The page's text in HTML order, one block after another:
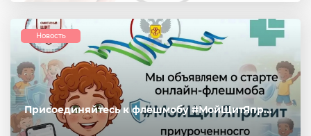
Присоединяйтесь к флешмобу #МойЩитЯпр...
Новость